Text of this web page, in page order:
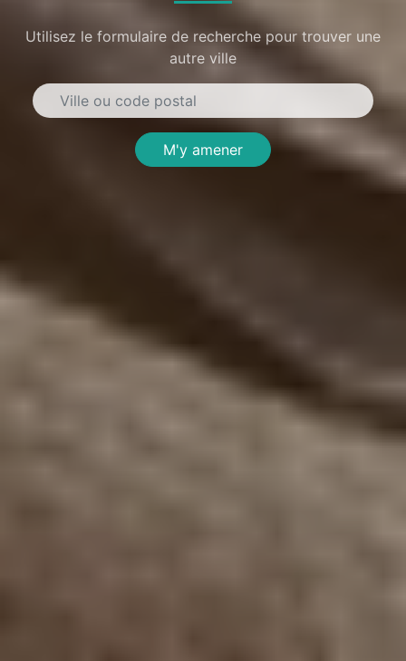
Utilisez le formulaire de recherche pour trouver une
autre ville
M'y amener